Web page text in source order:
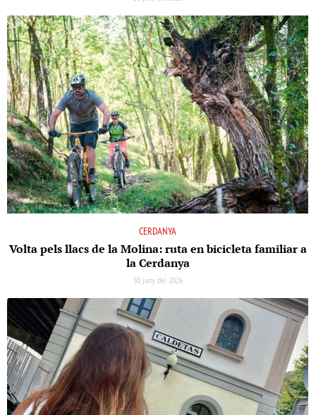
CERDANYA
Volta pels llacs de la Molina: ruta en bicicleta familiar a
la Cerdanya
30 juny del 2026